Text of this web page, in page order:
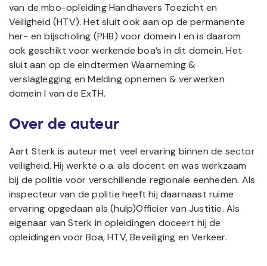
van de mbo-opleiding Handhavers Toezicht en
Veiligheid (HTV). Het sluit ook aan op de permanente
her- en bijscholing (PHB) voor domein I en is daarom
ook geschikt voor werkende boa’s in dit domein. Het
sluit aan op de eindtermen Waarneming &
verslaglegging en Melding opnemen & verwerken
domein I van de ExTH.
Over de auteur
Aart Sterk is auteur met veel ervaring binnen de sector
veiligheid. Hij werkte o.a. als docent en was werkzaam
bij de politie voor verschillende regionale eenheden. Als
inspecteur van de politie heeft hij daarnaast ruime
ervaring opgedaan als (hulp)Officier van Justitie. Als
eigenaar van Sterk in opleidingen doceert hij de
opleidingen voor Boa, HTV, Beveiliging en Verkeer.